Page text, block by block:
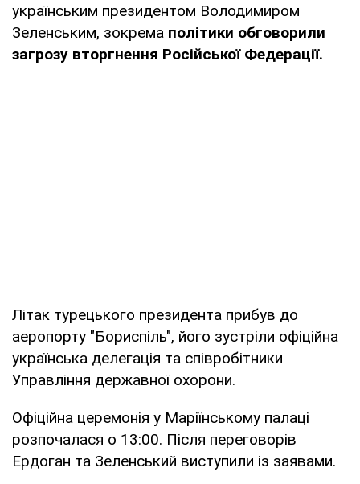
українським президентом Володимиром
Зеленським, зокрема політики обговорили
загрозу вторгнення Російської Федерації.
Літак турецького президента прибув до
аеропорту "Бориспіль", його зустріли офіційна
українська делегація та співробітники
Управління державної охорони.
Офіційна церемонія у Маріїнському палаці
розпочалася о 13:00. Після переговорів
Ердоган та Зеленський виступили із заявами.